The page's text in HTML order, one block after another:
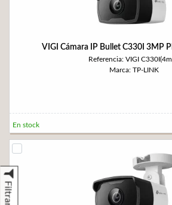
Filtrar
VIGI Cámara IP Bullet C330I 3MP
Referencia: VIGI
Marca: TP-LINK
En stock